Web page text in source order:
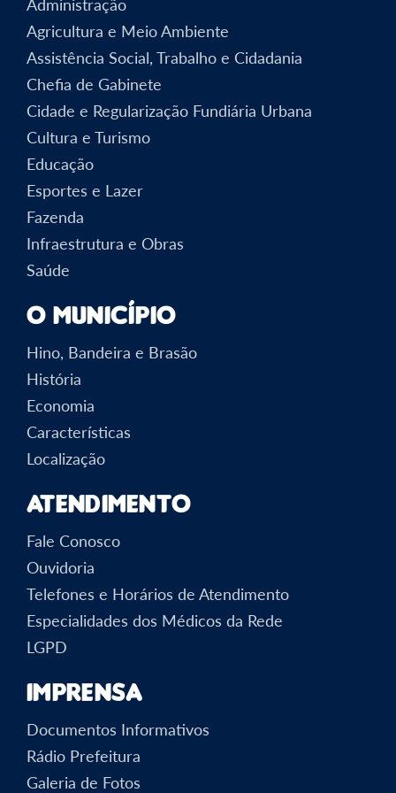
Administração
Agricultura e Meio Ambiente
Assistência Social, Trabalho e Cidadania
Chefia de Gabinete
Cidade e Regularização Fundiária Urbana
Cultura e Turismo
Educação
Esportes e Lazer
Fazenda
Infraestrutura e Obras
Saúde
O Município
Hino, Bandeira e Brasão
História
Economia
Características
Localização
Atendimento
Fale Conosco
Ouvidoria
Telefones e Horários de Atendimento
Especialidades dos Médicos da Rede
LGPD
Imprensa
Documentos Informativos
Rádio Prefeitura
Galeria de Fotos